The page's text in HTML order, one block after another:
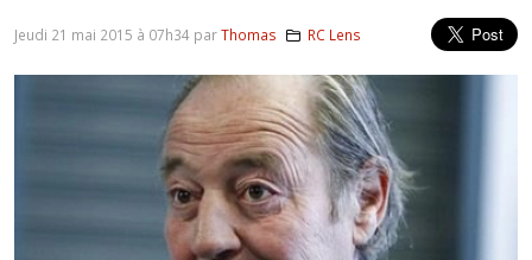
Jeudi 21 mai 2015 à 07h34 parThomas RC Lens